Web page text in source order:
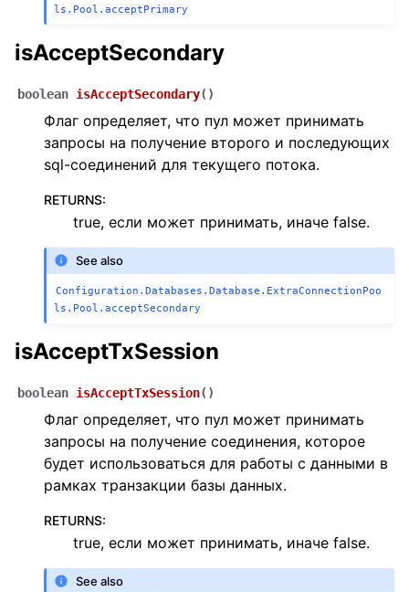
ls.Pool.acceptPrimary
isAcceptSecondary
boolean isAcceptSecondary( )
Флаг определяет, что пул может принимать
запросы на получение второго и последующих
sql-соединений для текущего потока.
RETURNS:
true, если может принимать, иначе false.
See also
Configuration.Databases.Database.ExtraConnectionPoo
ls.Pool.acceptSecondary
isAcceptTxSession
boolean isAcceptTxSession( )
Флаг определяет, что пул может принимать
запросы на получение соединения, которое
будет использоваться для работы с данными в
рамках транзакции базы данных.
RETURNS:
true, если может принимать, иначе false.
See also